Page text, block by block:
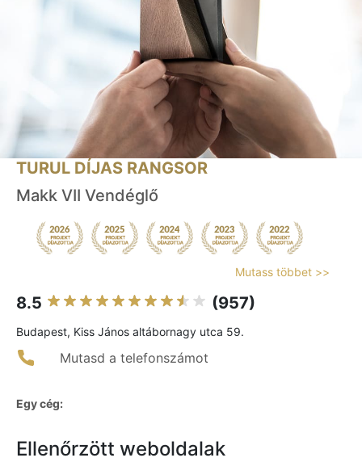
TURUL DÍJAS RANGSOR
Makk VII Vendéglő
Mutass többet >>
8.5 (957)
Budapest, Kiss János altábornagy utca 59.
Mutasd a telefonszámot
Egy cég:
Ellenőrzött weboldalak